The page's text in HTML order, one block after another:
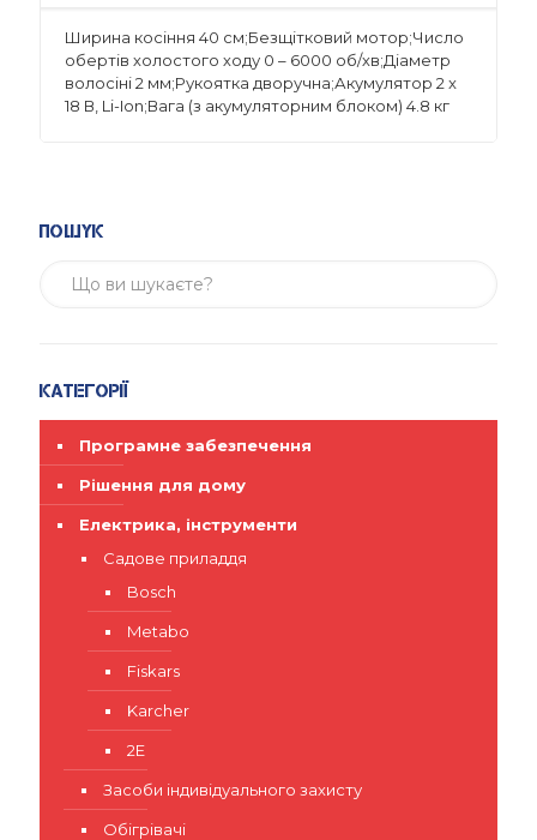
Ширина косіння 40 см;Безщітковий мотор;Число
обертів холостого ходу 0 – 6000 об/хв;Діаметр
волосіні 2 мм;Рукоятка дворучна;Акумулятор 2 x
18 В, Li-Ion;Вага (з акумуляторним блоком) 4.8 кг
Пошук
Категорії
Програмне забезпечення
Рішення для дому
Електрика, інструменти
Садове приладдя
Bosch
Metabo
Fiskars
Karcher
2E
Засоби індивідуального захисту
Обігрівачі